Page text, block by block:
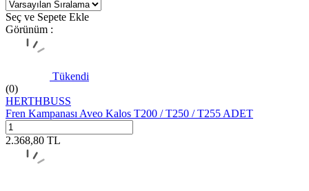
Seç ve Sepete Ekle
Görünüm :
Tükendi
(0)
HERTHBUSS
Fren Kampanası Aveo Kalos T200 / T250 / T255 ADET
2.368,80 TL